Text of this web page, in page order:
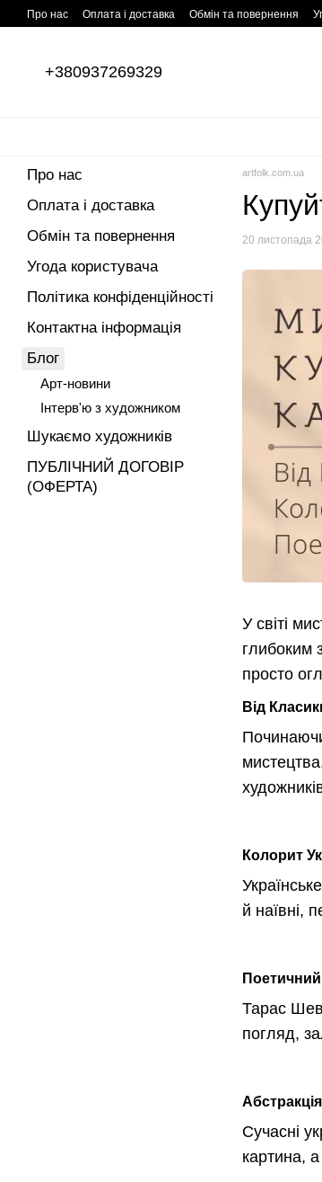
Перейти до основного контенту
Про нас Оплата і доставка Обмін та повернення
+380937269329
artfolk.com.ua
20 листопада
У світі
глибоким
просто
Від
Колорит
й наївні,
Тарас
погляд,
Сучасні
картина, а
Про нас
Оплата і доставка
Обмін та повернення
Угода користувача
Політика конфіденційності
Контактна інформація
Блог
Арт-новини
Інтерв'ю з художником
Шукаємо художників
ПУБЛІЧНИЙ ДОГОВІР
(ОФЕРТА)